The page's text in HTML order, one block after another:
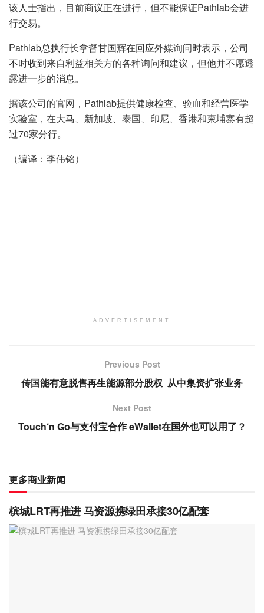
该人士指出，目前商议正在进行，但不能保证Pathlab会进
行交易。
Pathlab总执行长拿督甘国辉在回应外媒询问时表示，公司
不时收到来自利益相关方的各种询问和建议，但他并不愿透
露进一步的消息。
据该公司的官网，Pathlab提供健康检查、验血和经营医学
实验室，在大马、新加坡、泰国、印尼、香港和柬埔寨有超
过70家分行。
（编译：李伟铭）
ADVERTISEMENT
Previous Post
传国能有意脱售再生能源部分股权 从中集资扩张业务
Next Post
Touch‘n Go与支付宝合作 eWallet在国外也可以用了？
更多商业新闻
槟城LRT再推进 马资源携绿田承接30亿配套